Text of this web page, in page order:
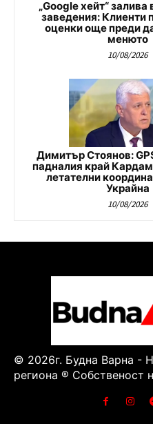
„Google хейт“
заведения: Клиенти
оценки още преди
менюто
10/08/2026
Димитър Стоянов:
падналия край
летателни
Украйна
10/08/2026
© 2026г. Будна Варна -
региона ®